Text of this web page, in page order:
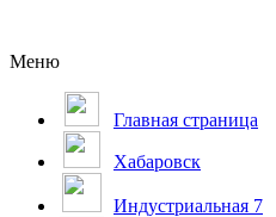
Меню
Главная страница
Хабаровск
Индустриальная 7